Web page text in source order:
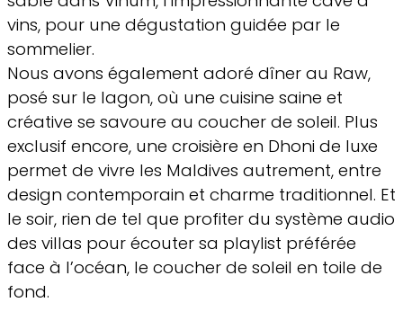
vins, pour une dégustation guidée par le
sommelier.
Nous avons également adoré dîner au Raw,
posé sur le lagon, où une cuisine saine et
créative se savoure au coucher de soleil. Plus
exclusif encore, une croisière en Dhoni de luxe
permet de vivre les Maldives autrement, entre
design contemporain et charme traditionnel. Et
le soir, rien de tel que profiter du système audio
des villas pour écouter sa playlist préférée
face à l’océan, le coucher de soleil en toile de
fond.